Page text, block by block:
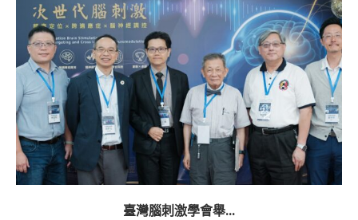
臺灣腦刺激學會舉...